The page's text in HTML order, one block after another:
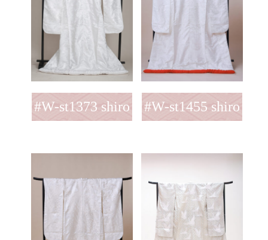
#W-st1373 shiro #W-st1455 shiro